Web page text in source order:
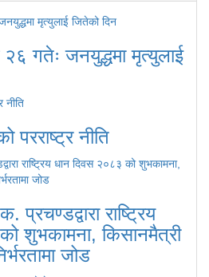
२६ गतेः जनयुद्धमा मृत्युलाई
परराष्ट्र नीति
राष्ट्रिय
शुभकामना, किसानमैत्री
जोड